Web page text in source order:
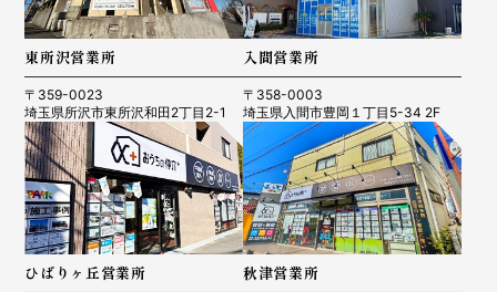
東所沢営業所
〒359-0023
埼玉県所沢市東所沢和田2丁目2-1
入間営業所
〒358-0003
埼玉県入間市豊岡１丁目5-34 2F
ひばりヶ丘営業所 秋津営業所